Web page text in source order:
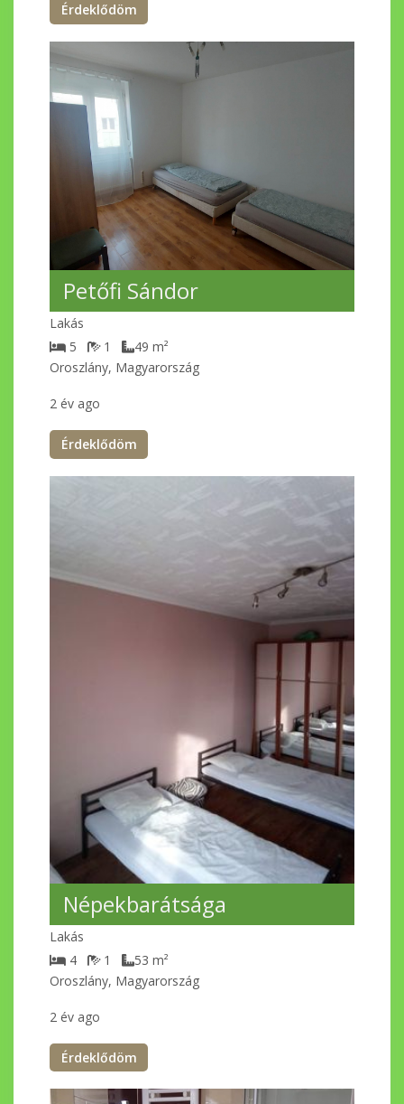
Érdeklődöm
Lakás
Petőfi Sándor
Oroszlány, Magyarország
5 1 49 m²
2 év ago
Érdeklődöm
Lakás
Népekbarátsága
Oroszlány, Magyarország
4 1 53 m²
2 év ago
Érdeklődöm